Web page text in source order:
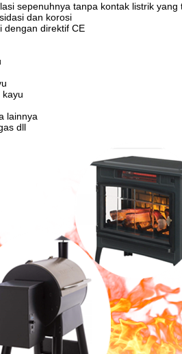
sepenuhnya tanpa kontak listrik yang
dan korosi
dengan direktif CE
kayu
lainnya
dll